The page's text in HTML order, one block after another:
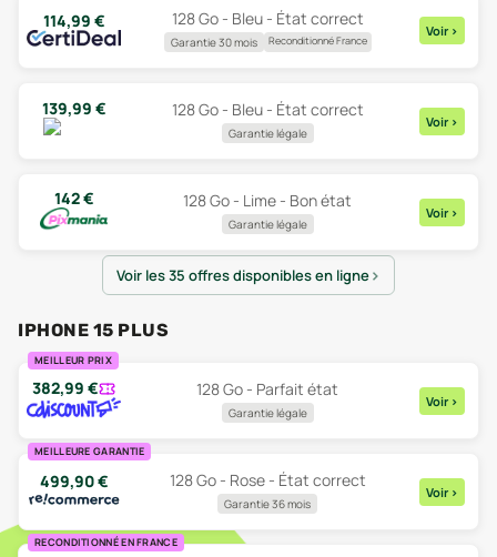
114,99 € 128 Go - Bleu - État correct
Garantie 30 mois Reconditionné France
Voir >
139,99 € 128 Go - Bleu - État correct
Garantie légale
Voir >
142€ 128 Go - Lime - Bon état
Garantie légale
Voir >
Voir les 35 offres disponibles en ligne
IPHONE 15 PLUS
MEILLEUR PRIX
382,99 € 128 Go - Parfait état
Garantie légale
Voir >
MEILLEURE GARANTIE
499,90€ 128 Go - Rose - État correct
Garantie 36 mois
Voir >
RECONDITIONNÉ EN FRANCE